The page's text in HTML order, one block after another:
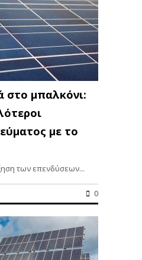
στο μπαλκόνι:
με το
των επενδύσεων...
0